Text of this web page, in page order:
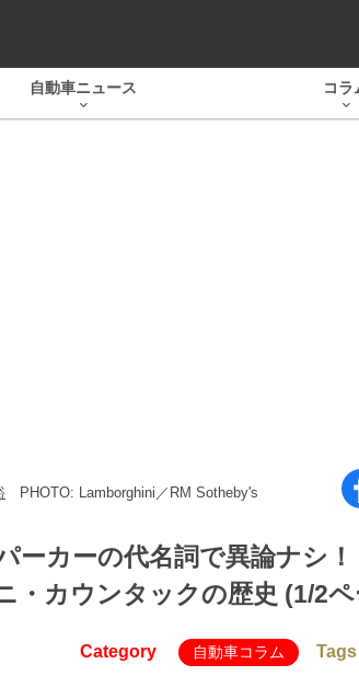
自動車ニュース コラ
PHOTO: Lamborghini／RM Sotheby's
ーカーの代名詞で異論ナシ
・カウンタックの歴史 (1/2
Category 自動車コラム Tags